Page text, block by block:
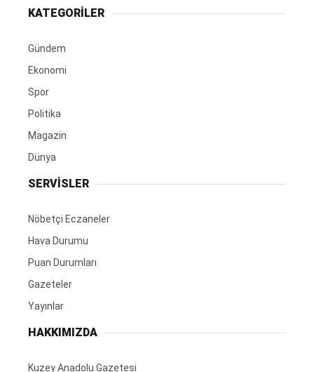
KATEGORİLER
Gündem
Ekonomi
Spor
Politika
Magazin
Dünya
SERVİSLER
Nöbetçi Eczaneler
Hava Durumu
Puan Durumları
Gazeteler
Yayınlar
HAKKIMIZDA
Kuzey Anadolu Gazetesi